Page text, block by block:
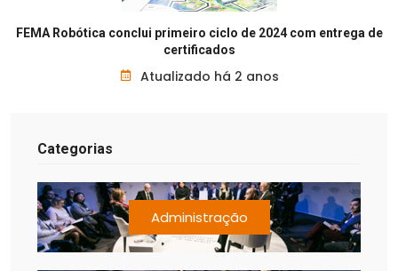
FEMA Robótica conclui primeiro ciclo de 2024 com entrega de
certificados
Atualizado há 2 anos
Categorias
Administração